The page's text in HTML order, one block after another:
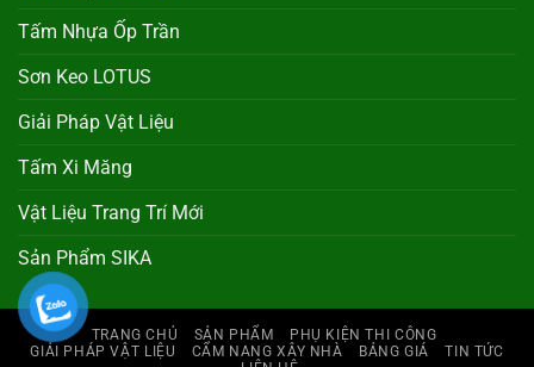
Tấm Nhựa Ốp Trần
Sơn Keo LOTUS
Giải Pháp Vật Liệu
Tấm Xi Măng
Vật Liệu Trang Trí Mới
Sản Phẩm SIKA
TRANG CHỦ SẢN PHẨM
PHỤ KIỆN THI CÔNG
GIẢI PHÁP VẬT LIỆU
CẨM NANG XÂY NHÀ BẢNG GIÁ
TIN TỨC